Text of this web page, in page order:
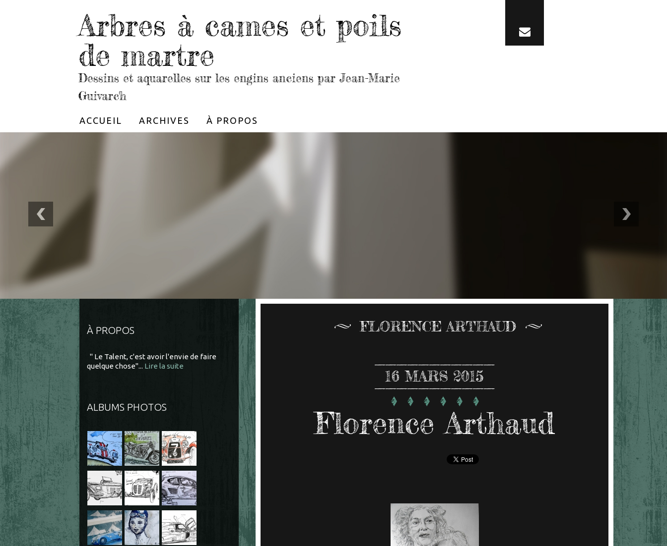
Arbres à cames et poils
de martre
Dessins et aquarelles sur les engins anciens par Jean-Marie
Guivarc'h
ACCUEIL ARCHIVES À PROPOS
À PROPOS
" Le Talent, c'est avoir l'envie de faire
quelque chose"... Lire la suite
ALBUMS PHOTOS
FLORENCE ARTHAUD
16 MARS 2015
Florence Arthaud